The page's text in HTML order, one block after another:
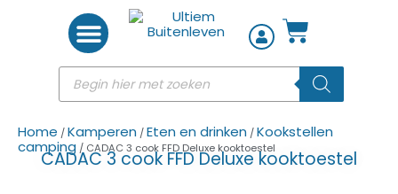
Home /Kamperen /Eten en drinken /Kookstellen
camping / CADAC 3 cook FFD Deluxe kooktoestel
CADAC 3 cook FFD Deluxe kooktoestel